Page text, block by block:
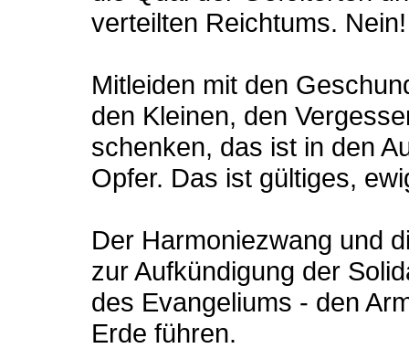
verteilten Reichtums.
Mitleiden mit den
den Kleinen, den
schenken, das ist in den
Opfer. Das ist gültiges,
Der Harmoniezwang und
zur Aufkündigung der
des Evangeliums - den
Erde führen.